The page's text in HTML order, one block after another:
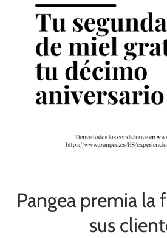
Pangea premia la
sus